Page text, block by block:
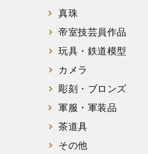
真珠
帝室技芸員作品
玩具・鉄道模型
カメラ
彫刻・ブロンズ
軍服・軍装品
茶道具
その他